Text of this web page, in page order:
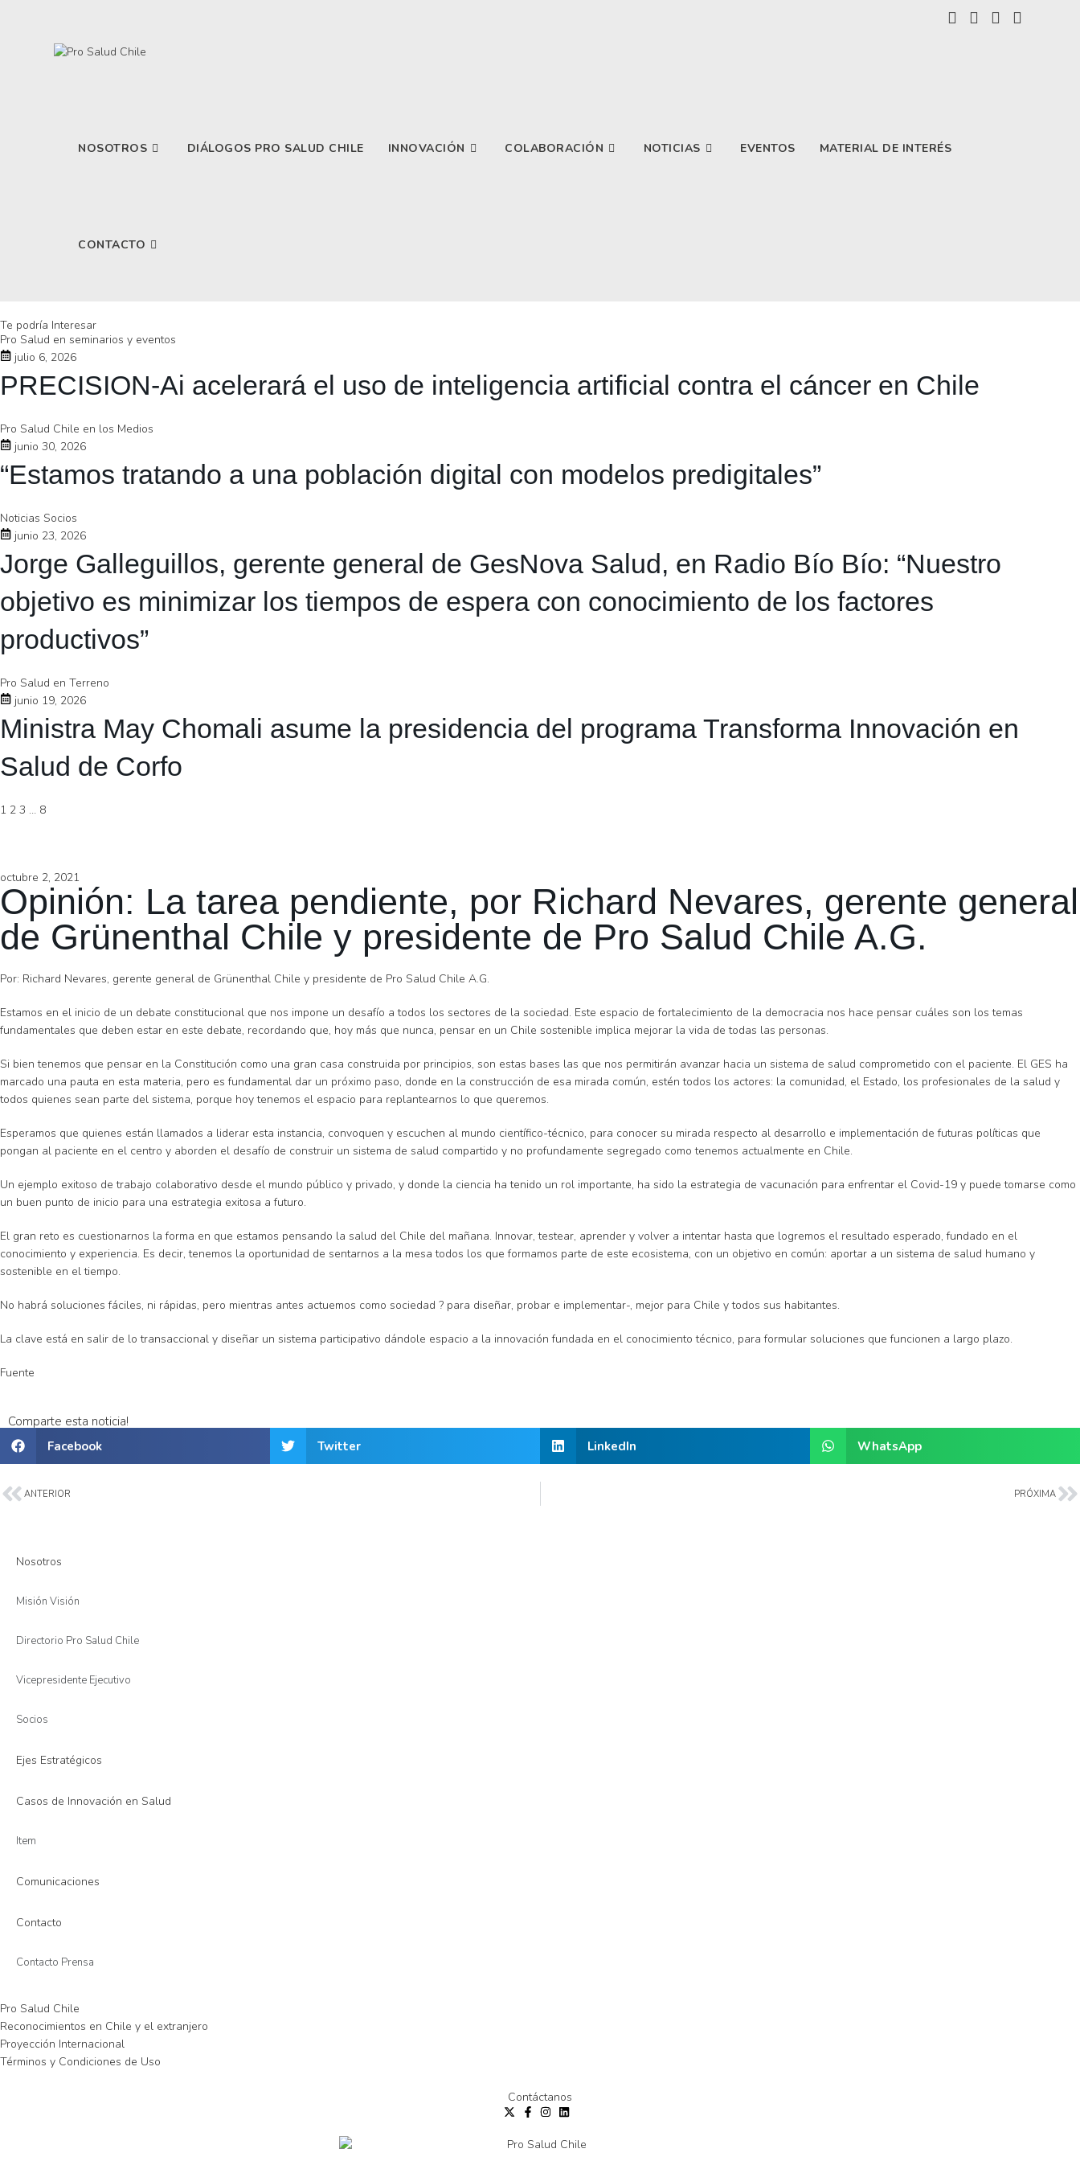
NOSOTROS DIÁLOGOS PRO SALUD CHILE INNOVACIÓN COLABORACIÓN NOTICIAS EVENTOS MATERIAL DE INTERÉS
CONTACTO
Te podría Interesar
Pro Salud en seminarios y eventos
julio 6, 2026
PRECISION-Ai acelerará el uso de inteligencia artificial contra el cáncer en Chile
Pro Salud Chile en los Medios
junio 30, 2026
“Estamos tratando a una población digital con modelos predigitales”
Noticias Socios
junio 23, 2026
Jorge Galleguillos, gerente general de GesNova Salud, en Radio Bío Bío: “Nuestro
objetivo es minimizar los tiempos de espera con conocimiento de los factores
productivos”
Pro Salud en Terreno
junio 19, 2026
Ministra May Chomali asume la presidencia del programa Transforma Innovación en
Salud de Corfo
1 2 3 … 8
octubre 2, 2021
Opinión: La tarea pendiente, por Richard Nevares, gerente general
de Grünenthal Chile y presidente de Pro Salud Chile A.G.
Por: Richard Nevares, gerente general de Grünenthal Chile y presidente de Pro Salud Chile A.G.
Estamos en el inicio de un debate constitucional que nos impone un desafío a todos los sectores de la sociedad. Este espacio de fortalecimiento de la democracia nos hace pensar cuáles son los temas
fundamentales que deben estar en este debate, recordando que, hoy más que nunca, pensar en un Chile sostenible implica mejorar la vida de todas las personas.
Si bien tenemos que pensar en la Constitución como una gran casa construida por principios, son estas bases las que nos permitirán avanzar hacia un sistema de salud comprometido con el paciente. El GES ha
marcado una pauta en esta materia, pero es fundamental dar un próximo paso, donde en la construcción de esa mirada común, estén todos los actores: la comunidad, el Estado, los profesionales de la salud y
todos quienes sean parte del sistema, porque hoy tenemos el espacio para replantearnos lo que queremos.
Esperamos que quienes están llamados a liderar esta instancia, convoquen y escuchen al mundo científico-técnico, para conocer su mirada respecto al desarrollo e implementación de futuras políticas que
pongan al paciente en el centro y aborden el desafío de construir un sistema de salud compartido y no profundamente segregado como tenemos actualmente en Chile.
Un ejemplo exitoso de trabajo colaborativo desde el mundo público y privado, y donde la ciencia ha tenido un rol importante, ha sido la estrategia de vacunación para enfrentar el Covid-19 y puede tomarse como
un buen punto de inicio para una estrategia exitosa a futuro.
El gran reto es cuestionarnos la forma en que estamos pensando la salud del Chile del mañana. Innovar, testear, aprender y volver a intentar hasta que logremos el resultado esperado, fundado en el
conocimiento y experiencia. Es decir, tenemos la oportunidad de sentarnos a la mesa todos los que formamos parte de este ecosistema, con un objetivo en común: aportar a un sistema de salud humano y
sostenible en el tiempo.
No habrá soluciones fáciles, ni rápidas, pero mientras antes actuemos como sociedad ? para diseñar, probar e implementar-, mejor para Chile y todos sus habitantes.
La clave está en salir de lo transaccional y diseñar un sistema participativo dándole espacio a la innovación fundada en el conocimiento técnico, para formular soluciones que funcionen a largo plazo.
Fuente
Comparte esta noticia!
Facebook
Twitter LinkedIn WhatsApp
ANTERIOR PRÓXIMA
Nosotros
Misión Visión
Directorio Pro Salud Chile
Vicepresidente Ejecutivo
Socios
Ejes Estratégicos
Casos de Innovación en Salud
Item
Comunicaciones
Contacto
Contacto Prensa
Pro Salud Chile
Reconocimientos en Chile y el extranjero
Proyección Internacional
Términos y Condiciones de Uso
Contáctanos